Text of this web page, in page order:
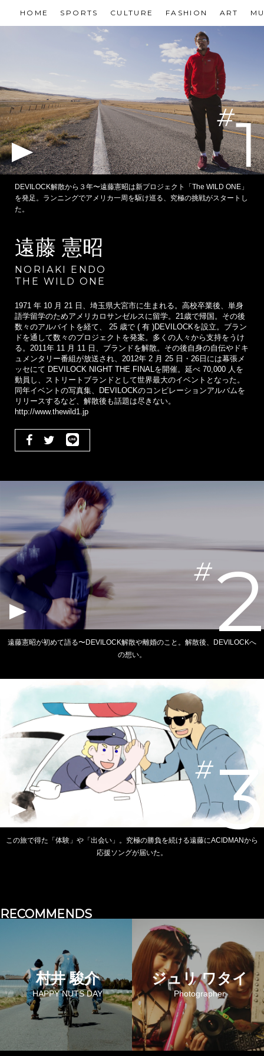
HOME SPORTS CULTURE FASHION ART
1
DEVILOCK解散から３年〜遠藤憲昭は新プロジェクト「The WILD ONE」
を発足。ランニングでアメリカ一周を駆け巡る、究極の挑戦がスタートし
た。
遠藤 憲昭
NORIAKI ENDO
THE WILD ONE
1971 年 10 月 21 日、埼玉県大宮市に生まれる。高校卒業後、単身
語学留学のためアメリカロサンゼルスに留学。21歳で帰国。その後
数々のアルバイトを経て、 25 歳で ( 有 )DEVILOCKを設立。ブラン
ドを通して数々のプロジェクトを発案。多くの人々から支持をうけ
る。2011年 11 月 11 日、ブランドを解散。その後自身の自伝やドキ
ュメンタリー番組が放送され、2012年 2 月 25 日・26日には幕張メ
ッセにて DEVILOCK NIGHT THE FINALを開催。延べ 70,000 人を
動員し、ストリートブランドとして世界最大のイベントとなった。
同年イベントの写真集、DEVILOCKのコンピレーションアルバムを
リリースするなど、解散後も話題は尽きない。
http://www.thewild1.jp
2
遠藤憲昭が初めて語る〜DEVILOCK解散や離婚のこと。解散後、DEVILOCKへ
の想い。
3
この旅で得た「体験」や「出会い」。究極の勝負を続ける遠藤にACIDMANから
応援ソングが届いた。
RECOMMENDS
村井 駿介
HAPPY NUTS DAY
ジュリ ワタイ
Photographer